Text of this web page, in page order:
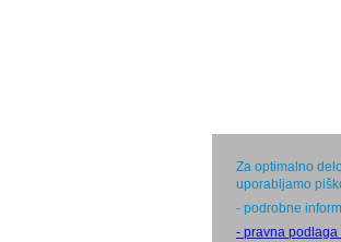
Za optimalno
uporabljamo
- podrobne
- pravna podlaga